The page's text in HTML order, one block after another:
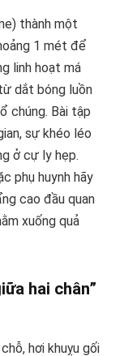
thành một
1 mét để
linh hoạt má
dắt bóng luồn
chúng. Bài tập
sự khéo léo
ở cự ly hẹp.
phụ huynh hãy
cao đầu quan
xuống quả
hai chân”
hơi khuỵu gối